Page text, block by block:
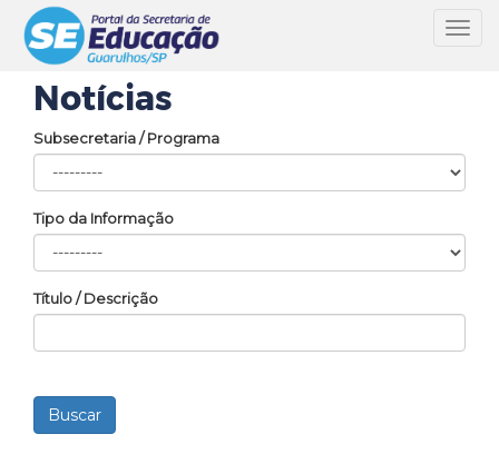
Notícias
Subsecretaria / Programa
Tipo da Informação
Título / Descrição